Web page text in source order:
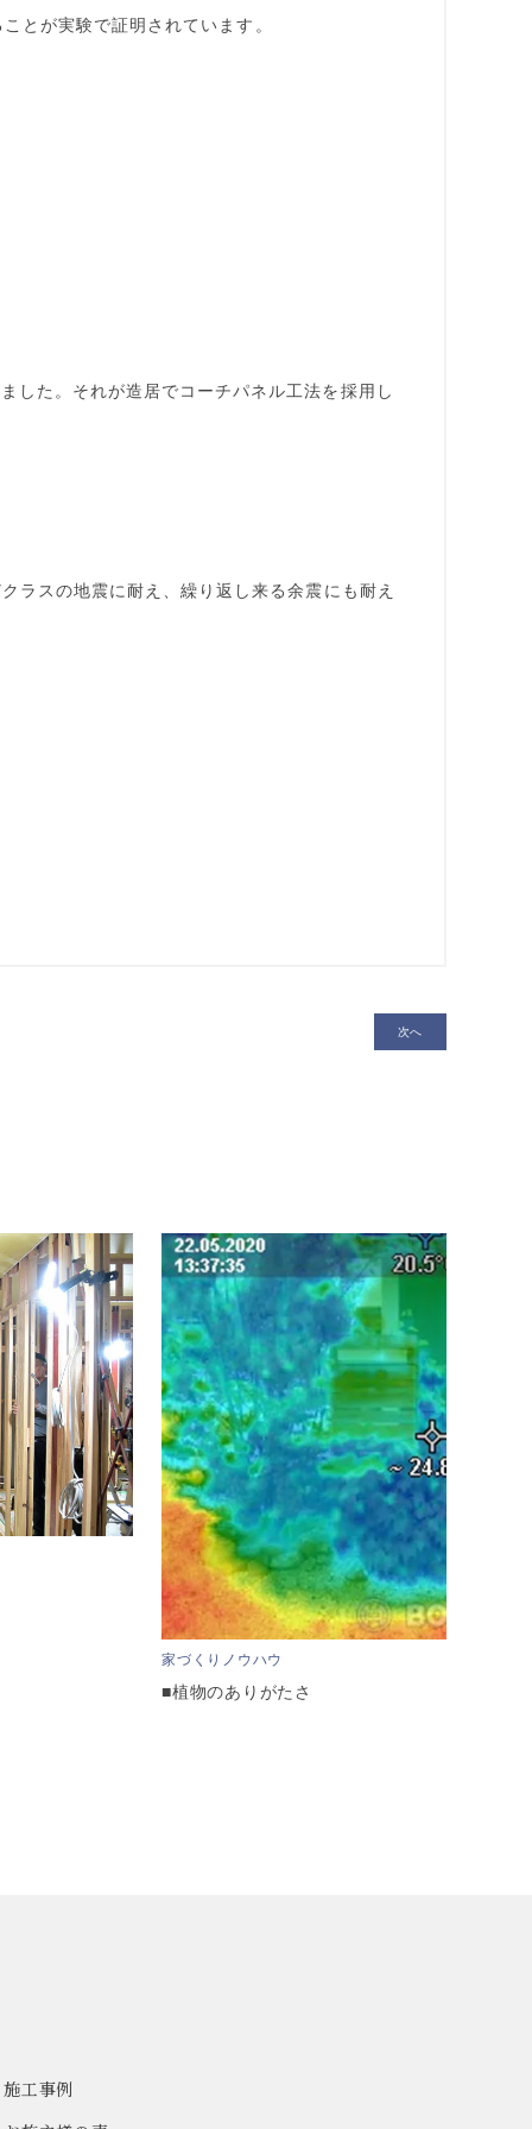
とが実験で証明されています。
した。それが造居でコーチパネル工法を採用し
ラスの地震に耐え、繰り返し来る余震にも耐え
次へ
家づくりノウハウ
■植物のありがたさ
施工事例